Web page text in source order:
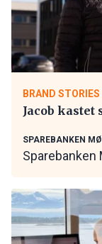
BRAND STORIES
Jacob kastet
SPAREBANKEN
Sparebanken